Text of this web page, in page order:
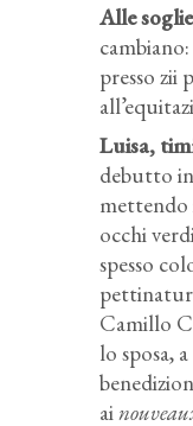
Alle
presso zii
Luisa,
debutto
mettendo
occhi
spesso
Camillo
lo sposa,
ai